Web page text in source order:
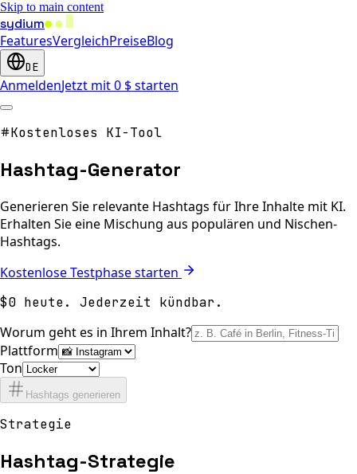
Skip to main content
sydium
FeaturesVergleichPreiseBlog
DE
AnmeldenJetzt mit 0 $ starten
Kostenloses KI-Tool
Hashtag-Generator
Generieren Sie relevante Hashtags für Ihre Inhalte mit KI.
Erhalten Sie eine Mischung aus populären und Nischen-
Hashtags.
Kostenlose Testphase starten
$0 heute. Jederzeit kündbar.
Worum geht es in Ihrem Inhalt?
Plattform
Ton
Hashtags generieren
Strategie
Hashtag-Strategie